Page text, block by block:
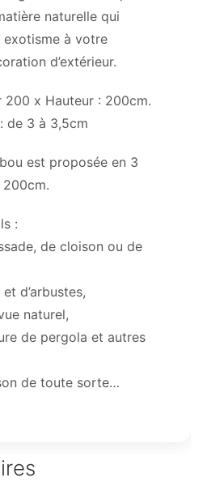
naturelle qui
à votre
d’extérieur.
200 x Hauteur : 200cm.
de 3 à 3,5cm
est proposée en 3
:
de cloison ou de
d’arbustes,
naturel,
de pergola et autres
de toute sorte…